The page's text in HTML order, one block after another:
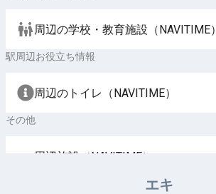
周辺の学校・教育施設（NAVITIME）
駅周辺お役立ち情報
周辺のトイレ（NAVITIME）
その他
周辺施設（NAVITIME）
エキ